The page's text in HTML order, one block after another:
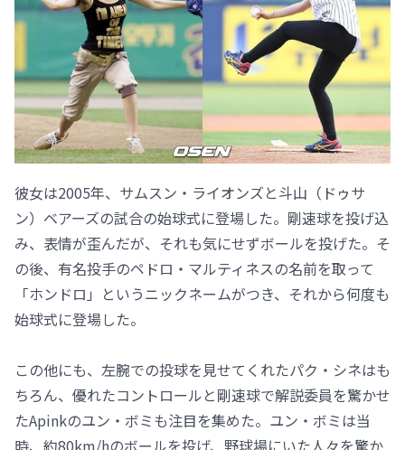
彼女は2005年、サムスン・ライオンズと斗山（ドゥサ
ン）ベアーズの試合の始球式に登場した。剛速球を投げ込
み、表情が歪んだが、それも気にせずボールを投げた。そ
の後、有名投手のペドロ・マルティネスの名前を取って
「ホンドロ」というニックネームがつき、それから何度も
始球式に登場した。
この他にも、左腕での投球を見せてくれたパク・シネはも
ちろん、優れたコントロールと剛速球で解説委員を驚かせ
たApinkのユン・ボミも注目を集めた。ユン・ボミは当